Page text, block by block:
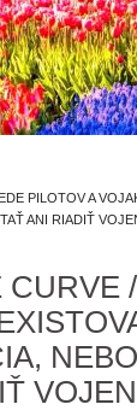
PILOTOV A
ANI RIADIŤ